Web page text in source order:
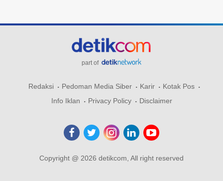
part of
Redaksi Pedoman Media Siber Karir
Kotak Pos
Info Iklan
Privacy Policy Disclaimer
Copyright @ 2026 detikcom, All right reserved